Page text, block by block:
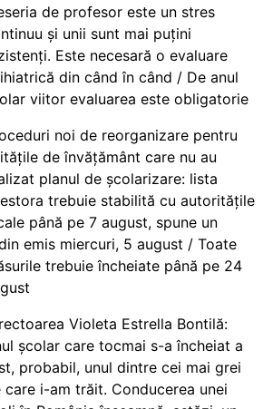
de profesor este un stres
și unii sunt mai puțini
Este necesară o evaluare
din când în când / De anul
viitor evaluarea este obligatorie
noi de reorganizare pentru
de învățământ care nu au
planul de școlarizare: lista
trebuie stabilită cu autoritățile
până pe 7 august, spune un
emis miercuri, 5 august / Toate
trebuie încheiate până pe 24
Violeta Estrella Bontilă:
școlar care tocmai s-a încheiat a
probabil, unul dintre cei mai grei
care i-am trăit. Conducerea unei